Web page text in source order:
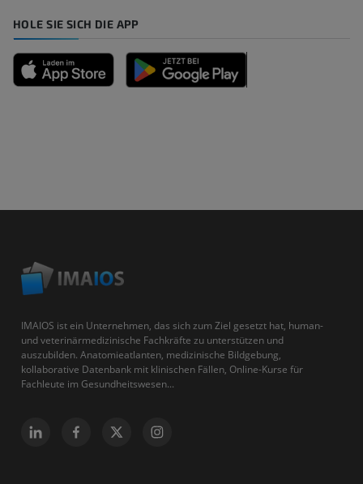
HOLE SIE SICH DIE APP
IMAIOS ist ein Unternehmen, das sich zum Ziel gesetzt hat, human-
und veterinärmedizinische Fachkräfte zu unterstützen und
auszubilden. Anatomieatlanten, medizinische Bildgebung,
kollaborative Datenbank mit klinischen Fällen, Online-Kurse für
Fachleute im Gesundheitswesen...